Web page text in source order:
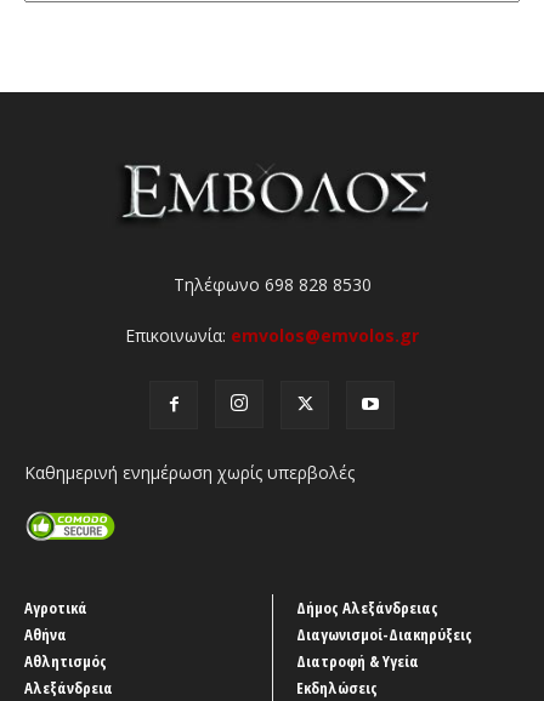
Τηλέφωνο 698 828 8530
Επικοινωνία: emvolos@emvolos.gr
Καθημερινή ενημέρωση χωρίς υπερβολές
Αγροτικά
Αθήνα
Αθλητισμός
Αλεξάνδρεια
Δήμος Αλεξάνδρειας
Διαγωνισμοί-Διακηρύξεις
Διατροφή & Υγεία
Εκδηλώσεις